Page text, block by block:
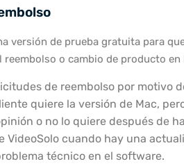
versión de prueba gratuita para
reembolso o cambio de producto
de reembolso por
quiere la versión de Mac,
o no lo quiere después de
VideoSolo cuando hay una
técnico en el software.